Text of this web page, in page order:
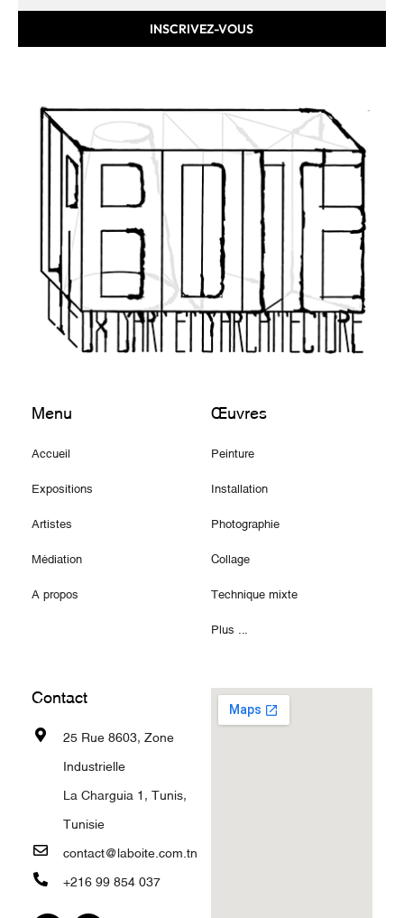
INSCRIVEZ-VOUS
Menu
Accueil
Expositions
Artistes
Médiation
A propos
Œuvres
Peinture
Installation
Photographie
Collage
Technique mixte
Plus ...
Contact
25 Rue 8603, Zone
Industrielle
La Charguia 1, Tunis,
Tunisie
contact@laboite.com.tn
+216 99 854 037